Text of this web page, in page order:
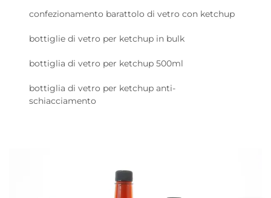
confezionamento barattolo di vetro con ketchup
bottiglie di vetro per ketchup in bulk
bottiglia di vetro per ketchup 500ml
bottiglia di vetro per ketchup anti-
schiacciamento